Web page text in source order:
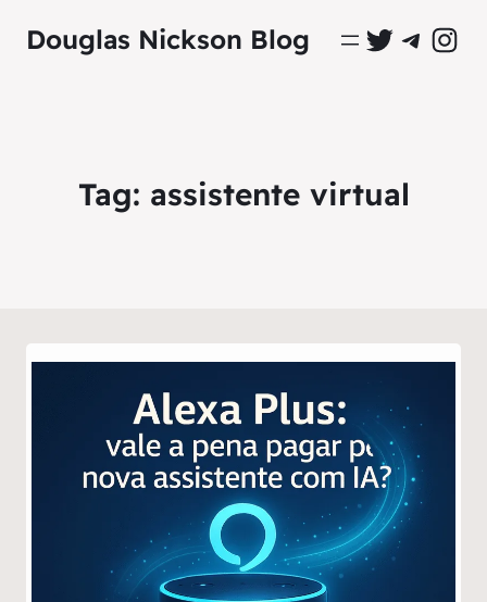
Douglas Nickson Blog Perfil Oficial no Twitter
Grupo Oficial no
Perfil
Tag: assistente virtual